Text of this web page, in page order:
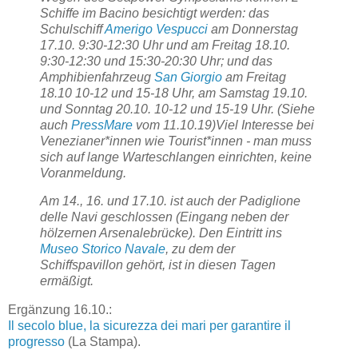
Schiffe im Bacino besichtigt werden: das
SchulschiffAmerigo Vespucci am Donnerstag
17.10. 9:30-12:30 Uhr und am Freitag 18.10.
9:30-12:30 und 15:30-20:30 Uhr; und das
Amphibienfahrzeug San Giorgio am Freitag
18.10 10-12 und 15-18 Uhr, am Samstag 19.10.
und Sonntag 20.10. 10-12 und 15-19 Uhr. (Siehe
auch PressMare vom 11.10.19)Viel Interesse bei
Venezianer*innen wie Tourist*innen - man muss
sich auf lange Warteschlangen einrichten, keine
Voranmeldung.
Am 14., 16. und 17.10. ist auch der Padiglione
delle Navi geschlossen (Eingang neben der
hölzernen Arsenalebrücke). Den Eintritt ins
Museo Storico Navale, zu dem der
Schiffspavillon gehört, ist in diesen Tagen
ermäßigt.
Ergänzung 16.10.:
Il secolo blue, la sicurezza dei mari per garantire il
progresso (La Stampa).